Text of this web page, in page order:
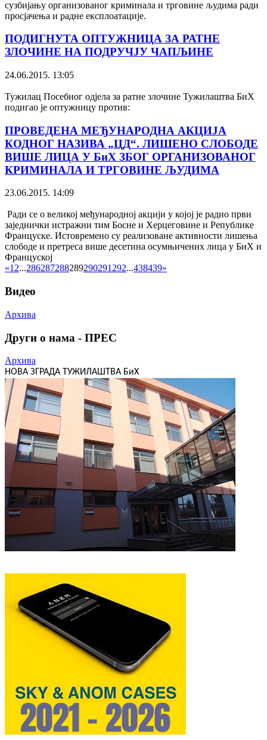
сузбијању организованог криминала и трговине људима ради
просјачења и радне експлоатације.
ПОДИГНУТА ОПТУЖНИЦА ЗА РАТНЕ
ЗЛОЧИНЕ НА ПОДРУЧЈУ ЧАПЉИНЕ
24.06.2015. 13:05
Тужилац Посебног одјела за ратне злочине Тужилаштва БиХ
подигао је оптужницу против:
ПРОВЕДЕНА МЕЂУНАРОДНА АКЦИЈА
КОДНОГ НАЗИВА „ЦД“. ЛИШЕНО СЛОБОДЕ
ВИШЕ ЛИЦА У БиХ ЗБОГ ОРГАНИЗОВАНОГ
КРИМИНАЛА И ТРГОВИНЕ ЉУДИМА
23.06.2015. 14:09
Ради се о великој међународној акцији у којој је радио први
заједнички истражни тим Босне и Херцеговине и Републике
Француске. Истовремено су реализоване активности лишења
слободе и претреса више десетина осумњичених лица у БиХ и
Француској
«12...286287288289290291292...438439»
Видео
Архива
Други о нама - ПРЕС
Архива
НОВА ЗГРАДА ТУЖИЛАШТВА БиХ